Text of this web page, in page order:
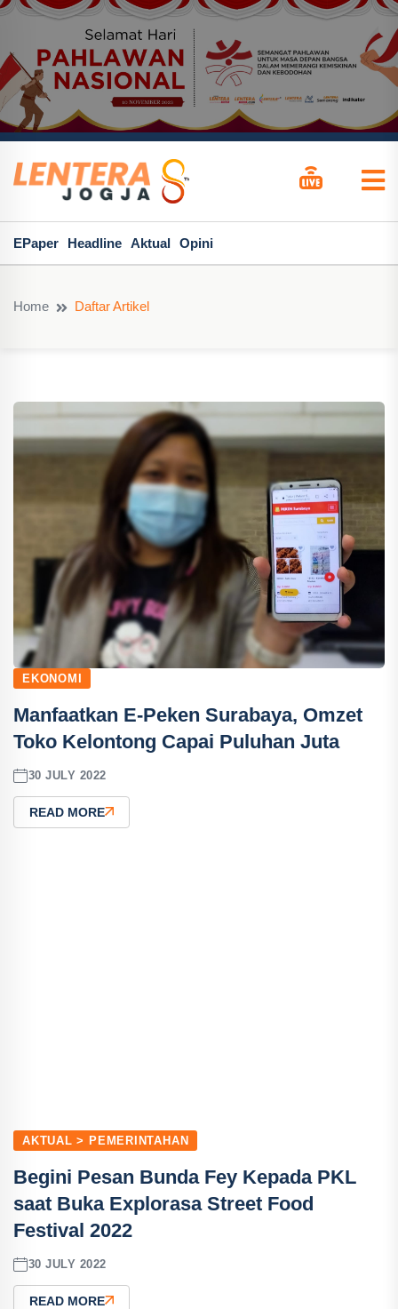
EPaper Headline Aktual Opini
Home Daftar Artikel
EKONOMI
Manfaatkan E-Peken Surabaya, Omzet
Toko Kelontong Capai Puluhan Juta
30 JULY 2022
READ MORE
AKTUAL > PEMERINTAHAN
Begini Pesan Bunda Fey Kepada PKL
saat Buka Explorasa Street Food
Festival 2022
30 JULY 2022
READ MORE